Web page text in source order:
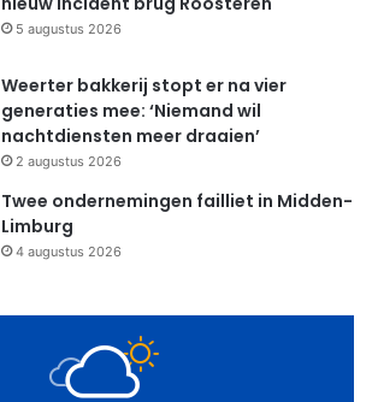
5 augustus 2026
Weerter bakkerij stopt er na vier
generaties mee: ‘Niemand wil
nachtdiensten meer draaien’
2 augustus 2026
Twee ondernemingen failliet in Midden-
Limburg
4 augustus 2026